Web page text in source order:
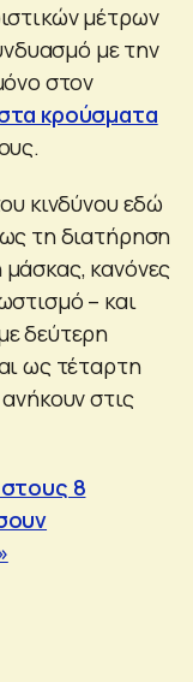
μέτρων
με την
στον
κρούσματα
κινδύνου εδώ
τη διατήρηση
κανόνες
– και
δεύτερη
ως τέταρτη
στις
8